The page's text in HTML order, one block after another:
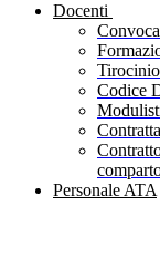
Docenti
Codice
Personale ATA